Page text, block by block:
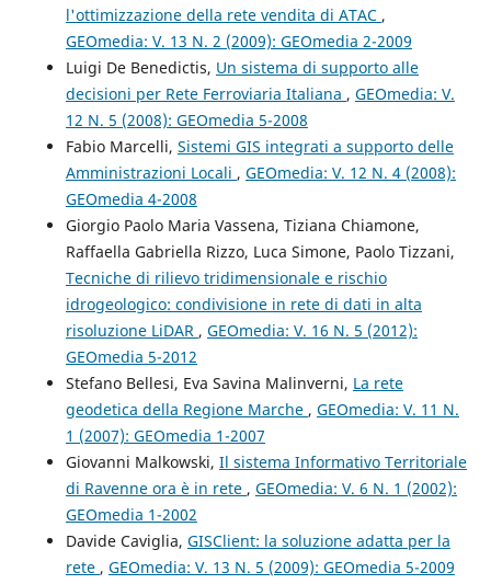
l'ottimizzazione della rete vendita di ATAC ,
GEOmedia: V. 13 N. 2 (2009): GEOmedia 2-2009
Luigi De Benedictis, Un sistema di supporto alle
decisioni per Rete Ferroviaria Italiana , GEOmedia: V.
12 N. 5 (2008): GEOmedia 5-2008
Fabio Marcelli, Sistemi GIS integrati a supporto delle
Amministrazioni Locali , GEOmedia: V. 12 N. 4 (2008):
GEOmedia 4-2008
Giorgio Paolo Maria Vassena, Tiziana Chiamone,
Raffaella Gabriella Rizzo, Luca Simone, Paolo Tizzani,
Tecniche di rilievo tridimensionale e rischio
idrogeologico: condivisione in rete di dati in alta
risoluzione LiDAR , GEOmedia: V. 16 N. 5 (2012):
GEOmedia 5-2012
Stefano Bellesi, Eva Savina Malinverni, La rete
geodetica della Regione Marche , GEOmedia: V. 11 N.
1 (2007): GEOmedia 1-2007
Giovanni Malkowski, Il sistema Informativo Territoriale
di Ravenne ora è in rete , GEOmedia: V. 6 N. 1 (2002):
GEOmedia 1-2002
Davide Caviglia, GISClient: la soluzione adatta per la
rete , GEOmedia: V. 13 N. 5 (2009): GEOmedia 5-2009